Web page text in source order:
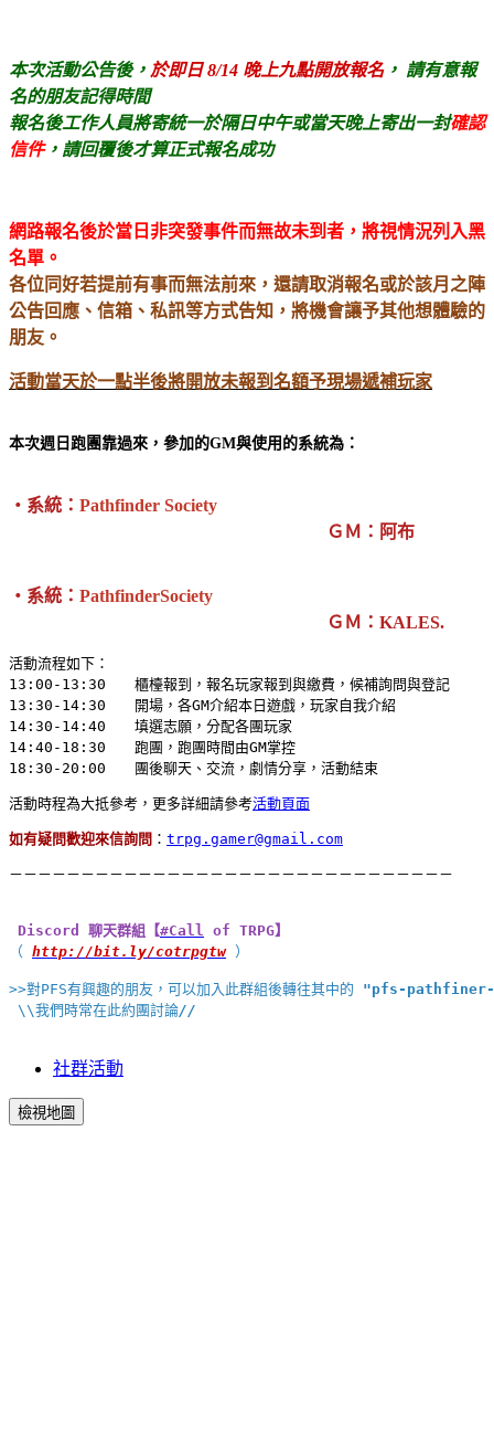
本次活動公告後， 於即日 8/14 晚上九點開放報名， 請有意報
名的朋友記得時間
報名後工作人員將寄統一於隔日中午或當天晚上寄出一封確認
信件，請回覆後才算正式報名成功
網路報名後於當日非突發事件而無故未到者，將視情況列入黑
名單。
各位同好若提前有事而無法前來，還請取消報名或於該月之陣
公告回應、信箱、私訊等方式告知，將機會讓予其他想體驗的
朋友。
活動當天於一點半後將開放未報到名額予現場遞補玩家
本次週日跑團靠過來，參加的GM與使用的系統為：
‧系統： Pathfinder Society
ＧＭ：阿布
‧系統： PathfinderSociety
ＧＭ：KALES.
活動流程如下：
13:00-13:30　　櫃檯報到，報名玩家報到與繳費，候補詢問與登記
13:30-14:30　　開場，各GM介紹本日遊戲，玩家自我介紹
14:30-14:40　　填選志願，分配各團玩家
14:40-18:30　　跑團，跑團時間由GM掌控
活動時程為大抵參考， 更多詳細請參考活動頁面
如有疑問歡迎來信詢問 ： trpg.gamer@gmail.com
Discord 聊天群組【#Call
of TRPG】
（ http://bit.ly/cotrpgtw ）
>>對PFS有興趣的朋友，可以加入此群組後轉往其中的 "pfs-
\\我們時常在此約團討論//
社群活動
檢視地圖